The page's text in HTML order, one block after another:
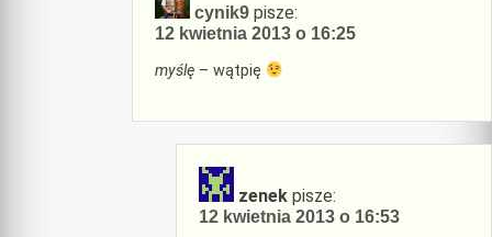
cynik9 pisze:
12 kwietnia 2013 o 16:25
myślę – wątpię
zenek pisze:
12 kwietnia 2013 o 16:53